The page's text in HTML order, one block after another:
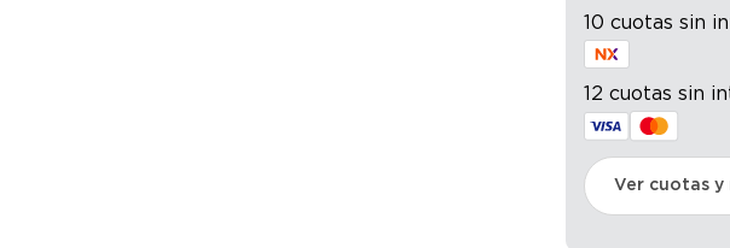
10 cuotas sin
12 cuotas sin
Ver cuotas y